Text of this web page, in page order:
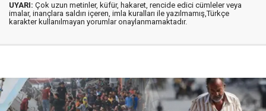
UYARI: Çok uzun metinler, küfür, hakaret, rencide edici cümleler veya
imalar, inançlara saldırı içeren, imla kuralları ile yazılmamış,Türkçe
karakter kullanılmayan yorumlar onaylanmamaktadır.